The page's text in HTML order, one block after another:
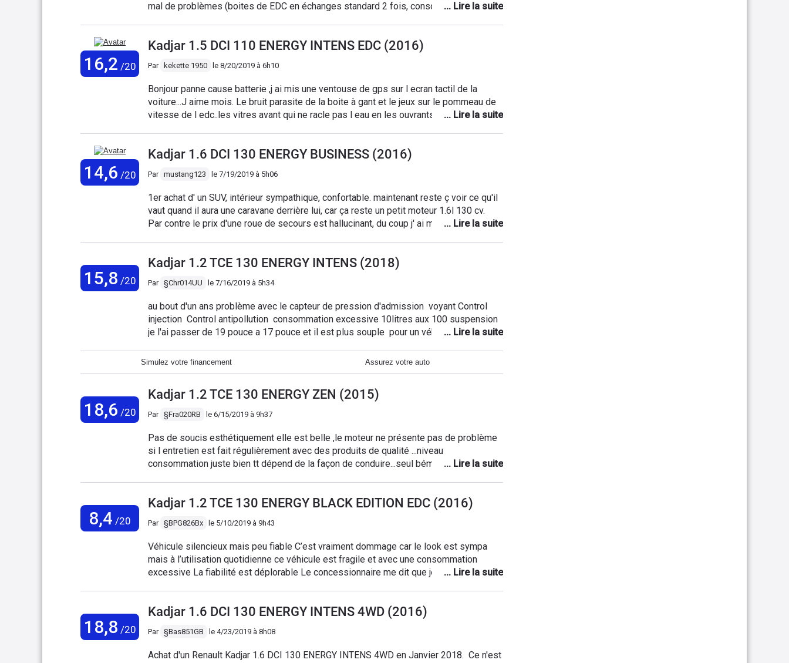
mal de problèmes (boites de EDC en échanges standard 2 fois, consommation
16,2 /20
Kadjar 1.5 DCI 110 ENERGY INTENS EDC (2016)
Par kekette 1950 le 8/20/2019 à 6h10
Bonjour panne cause batterie ,j ai mis une ventouse de gps sur l ecran tactil de la
voiture...J aime mois. Le bruit parasite de la boite à gant et le jeux sur le pommeau de
vitesse de l edc..les vitres avant qui ne racle pas l eau en les ouvrants . Le bruit de la
14,6 /20
Kadjar 1.6 DCI 130 ENERGY BUSINESS (2016)
Par mustang123 le 7/19/2019 à 5h06
1er achat d' un SUV, intérieur sympathique, confortable. maintenant reste ç voir ce qu'il
vaut quand il aura une caravane derrière lui, car ça reste un petit moteur 1.6l 130 cv.
Par contre le prix d'une roue de secours est hallucinant, du coup j' ai mis une jante alu
15,8 /20
Kadjar 1.2 TCE 130 ENERGY INTENS (2018)
Par §Chr014UU le 7/16/2019 à 5h34
au bout d'un ans problème avec le capteur de pression d'admission voyant Control
injection Control antipollution consommation excessive 10litres aux 100 suspension
je l'ai passer de 19 pouce a 17 pouce et il est plus souple pour un véhicule familiale je
Simulez votre financement Assurez votre auto
18,6 /20
Kadjar 1.2 TCE 130 ENERGY ZEN (2015)
Par §Fra020RB le 6/15/2019 à 9h37
Pas de soucis esthétiquement elle est belle ,le moteur ne présente pas de problème
si l entretien est fait régulièrement avec des produits de qualité ...niveau
consommation juste bien tt dépend de la façon de conduire...seul bémol la commande
8,4 /20
Kadjar 1.2 TCE 130 ENERGY BLACK EDITION EDC (2016)
Par §BPG826Bx le 5/10/2019 à 9h43
Véhicule silencieux mais peu fiable C’est vraiment dommage car le look est sympa
mais à l’utilisation quotidienne ce véhicule est fragile et avec une consommation
excessive La fiabilité est déplorable Le concessionnaire me dit que je n’ai pas eu de
18,8 /20
Kadjar 1.6 DCI 130 ENERGY INTENS 4WD (2016)
Par §Bas851GB le 4/23/2019 à 8h08
Achat d'un Renault Kadjar 1.6 DCI 130 ENERGY INTENS 4WD en Janvier 2018. Ce n'est